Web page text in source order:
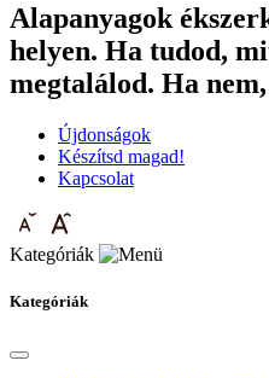
Alapanyagok
helyen. Ha tudod,
megtalálod. Ha
Újdonságok
Készítsd magad!
Kapcsolat
Kategóriák
Kategóriák